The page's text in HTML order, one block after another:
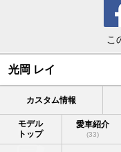
こ
光岡 レイ
カスタム情報
モデル
トップ
愛車紹介
(33)